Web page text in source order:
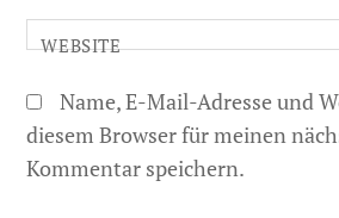
WEBSITE
Name, E-Mail-Adresse und
diesem Browser für meinen
Kommentar speichern.